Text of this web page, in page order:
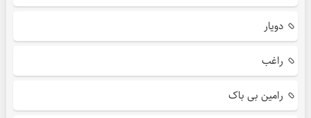
دویار
راغب
رامین بی باک